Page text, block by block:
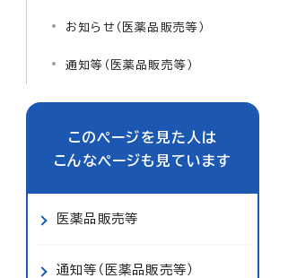
お知らせ（医薬品販売等）
通知等（医薬品販売等）
このページを見た人は
こんなページも見ています
医薬品販売等
通知等（医薬品販売等）